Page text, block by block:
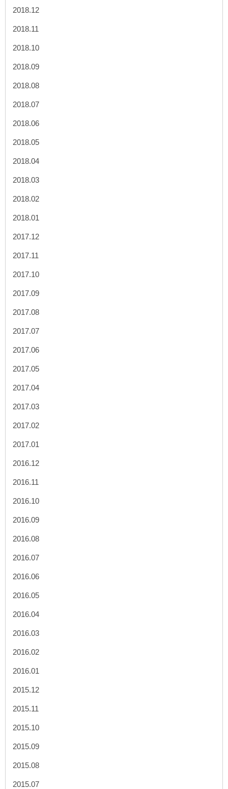
2018.12
2018.11
2018.10
2018.09
2018.08
2018.07
2018.06
2018.05
2018.04
2018.03
2018.02
2018.01
2017.12
2017.11
2017.10
2017.09
2017.08
2017.07
2017.06
2017.05
2017.04
2017.03
2017.02
2017.01
2016.12
2016.11
2016.10
2016.09
2016.08
2016.07
2016.06
2016.05
2016.04
2016.03
2016.02
2016.01
2015.12
2015.11
2015.10
2015.09
2015.08
2015.07